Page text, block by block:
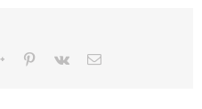
Google+Pinterest
Vk Email